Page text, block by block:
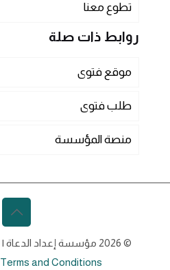
تطوع معنا
روابط ذات صلة
موقع فتوى
طلب فتوى
منصة المؤسسة
© 2026 مؤسسة إعداد الدعاة | كافة الحقوق محفوظة |
Terms and Conditions